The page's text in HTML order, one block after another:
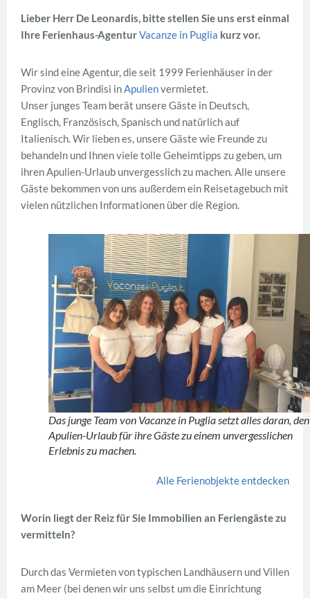
Lieber Herr De Leonardis, bitte stellen Sie uns erst einmal
Ihre Ferienhaus-AgenturVacanze in Puglia kurz vor.
Wir sind eine Agentur, die seit 1999 Ferienhäuser in der
Provinz von Brindisi in Apulienvermietet.
Unser junges Team berät unsere Gäste in Deutsch,
Englisch, Französisch, Spanisch und natürlich auf
Italienisch. Wir lieben es, unsere Gäste wie Freunde zu
behandeln und Ihnen viele tolle Geheimtipps zu geben, um
ihren Apulien-Urlaub unvergesslich zu machen. Alle unsere
Gäste bekommen von uns außerdem ein Reisetagebuch mit
vielen nützlichen Informationen über die Region.
Das junge Team von Vacanze in Puglia setzt alles daran, den
Apulien-Urlaub für ihre Gäste zu einem unvergesslichen
Erlebnis zu machen.
Alle Ferienobjekte entdecken
Worin liegt der Reiz für Sie Immobilien an Feriengäste zu
vermitteln?
Durch das Vermieten von typischen Landhäusern und Villen
am Meer (bei denen wir uns selbst um die Einrichtung